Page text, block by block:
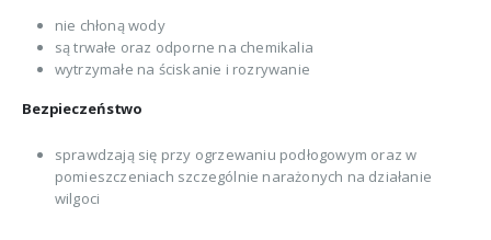
nie chłoną wody
są trwałe oraz odporne na chemikalia
wytrzymałe na ściskanie i rozrywanie
Bezpieczeństwo
sprawdzają się przy ogrzewaniu podłogowym oraz w
pomieszczeniach szczególnie narażonych na działanie
wilgoci